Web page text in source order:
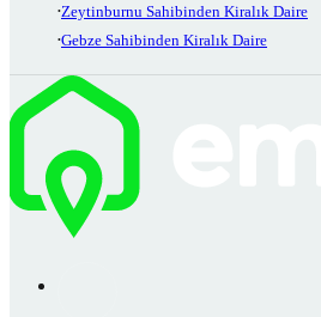
Zeytinburnu Sahibinden Kiralık Daire
Gebze Sahibinden Kiralık Daire